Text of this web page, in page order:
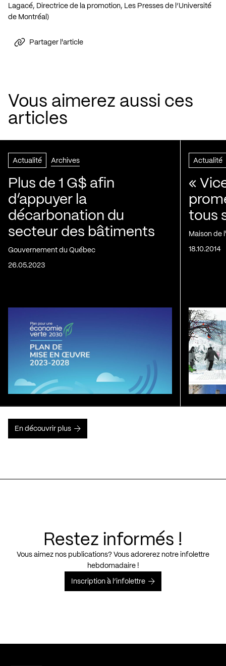
Lagacé, Directrice de la promotion, Les Presses de l’Université
de Montréal)
Partager l'article
Vous aimerez aussi ces
articles
Actualité Archives
Plus de 1 G$ afin
d’appuyer la
décarbonation du
secteur des bâtiments
Gouvernement du Québec
26.05.2023
Actualité
«
tous
Maison de
18.10.2014
En découvrir plus
Restez informés !
Vous aimez nos publications? Vous adorerez notre infolettre
hebdomadaire !
Inscription à l’infolettre